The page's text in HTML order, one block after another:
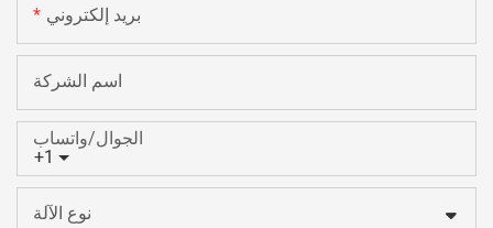
بريد إلكتروني
اسم الشركة
+1
الجوال/واتساب
نوع الآلة